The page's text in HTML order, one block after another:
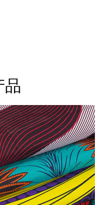
品